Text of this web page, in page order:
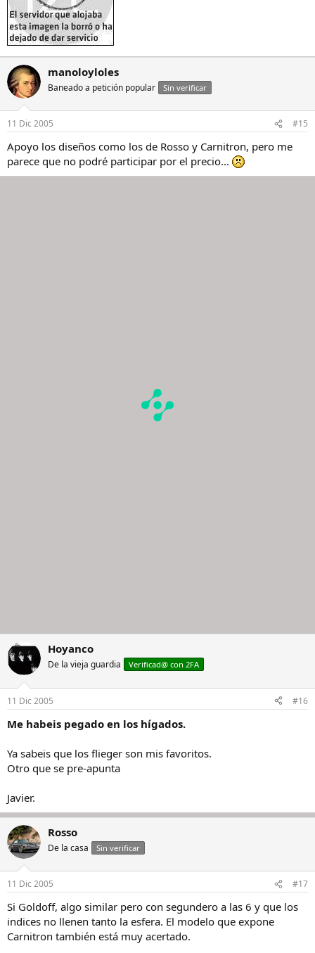
manoloyloles
Baneado a petición popular Sin verificar
11 Dic 2005 #15
Apoyo los diseños como los de Rosso y Carnitron, pero me
parece que no podré participar por el precio...
Hoyanco
De la vieja guardia Verificad@ con 2FA
11 Dic 2005 #16
Me habeis pegado en los hígados.
Ya sabeis que los flieger son mis favoritos.
Otro que se pre-apunta
Javier.
Rosso
De la casa Sin verificar
11 Dic 2005 #17
Si Goldoff, algo similar pero con segundero a las 6 y que los
indices no llenen tanto la esfera. El modelo que expone
Carnitron también está muy acertado.